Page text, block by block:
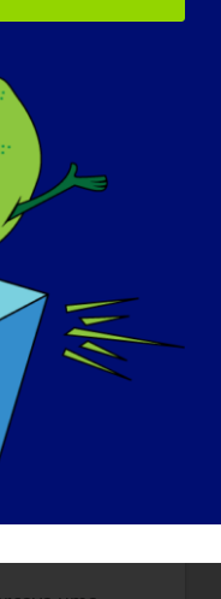
e agora
de Alzheimer e
sobre a
1
sítios são
porque
"curada"